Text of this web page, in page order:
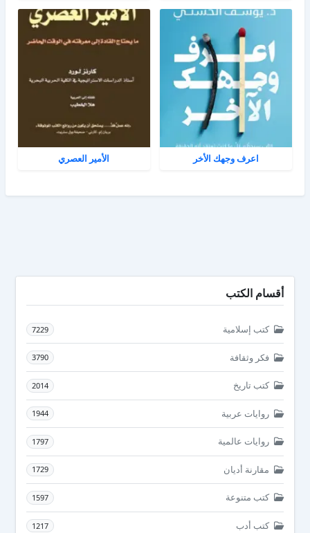
اعرف وجهك الأخر الأمير العصري
أقسام الكتب
كتب إسلامية 7229
فكر وثقافة 3790
كتب تاريخ 2014
روايات عربية 1944
روايات عالمية 1797
مقارنة أديان 1729
كتب متنوعة 1597
كتب أدب 1217